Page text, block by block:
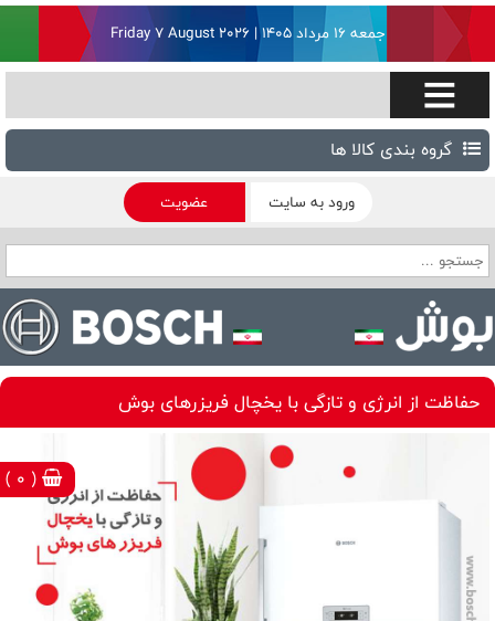
( 0 )
جمعه ۱۶ مرداد ۱۴۰۵ | Friday 7 August 2026
گروه بندی کالا ها
ورود به سایت عضویت
حفاظت از انرژی و تازگی با یخچال فریزرهای بوش